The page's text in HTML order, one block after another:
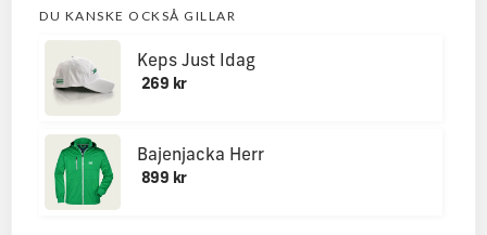
DU KANSKE OCKSÅ GILLAR
Keps Just Idag
269 kr
Bajenjacka Herr
899 kr